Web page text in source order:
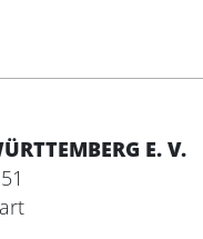
E. V.